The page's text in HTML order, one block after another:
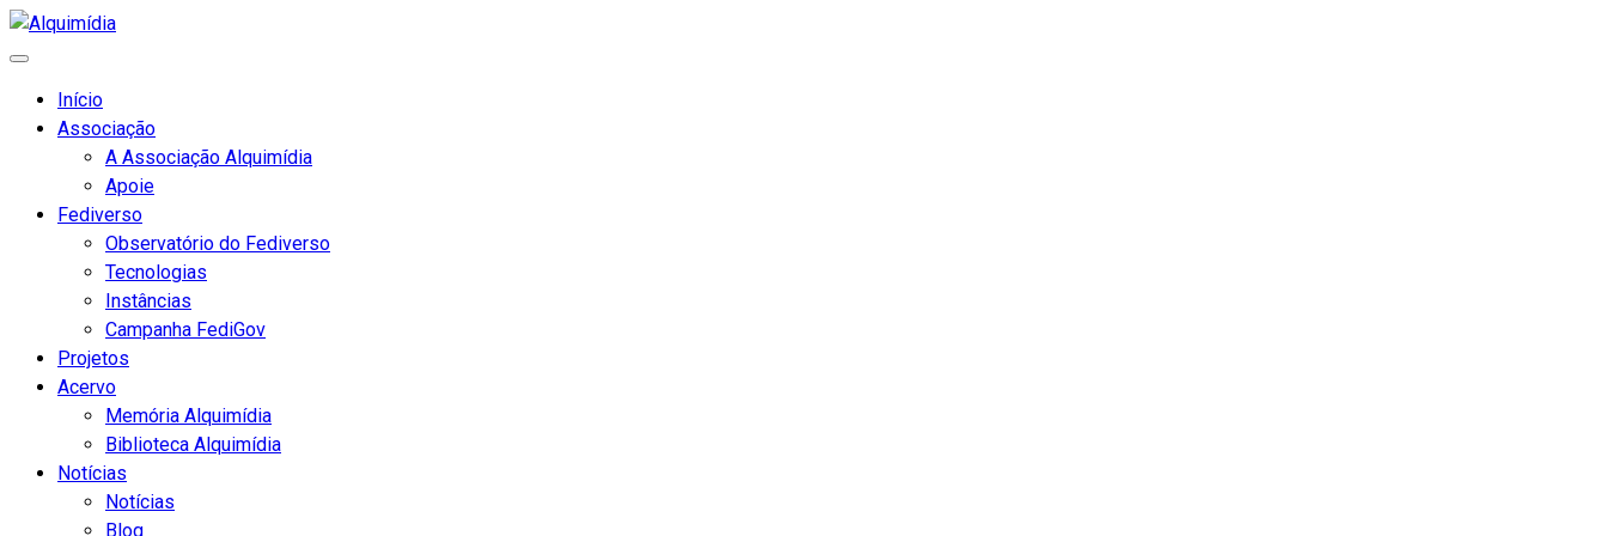
Início
Associação
A Associação Alquimídia
Apoie
Fediverso
Observatório do Fediverso
Tecnologias
Instâncias
Campanha FediGov
Projetos
Acervo
Memória Alquimídia
Biblioteca Alquimídia
Notícias
Notícias
Blog